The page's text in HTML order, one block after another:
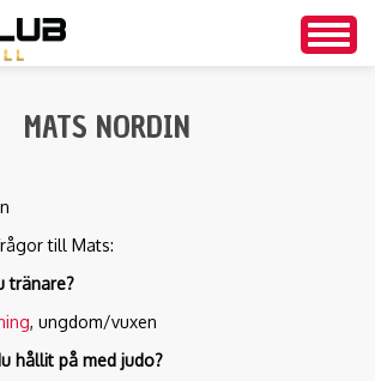
MATS NORDIN
till Mats:
tränare?
, ungdom/vuxen
hållit på med judo?